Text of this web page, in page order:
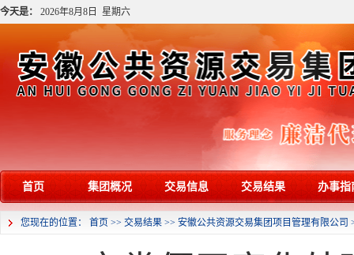
今天是： 2026年8月8日 星期六
首页 集团概况 交易信息 交易结果 办事指
您现在的位置： 首页 >> 交易结果 >> 安徽公共资源交易集团项目管理有限公司